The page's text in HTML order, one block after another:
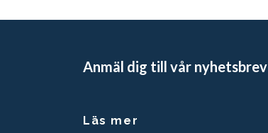
Anmäl dig till vår nyhetsbrev
Läs mer